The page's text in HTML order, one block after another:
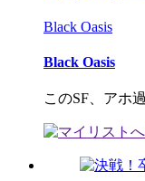
Black Oasis
Black Oasis
このSF、アホ